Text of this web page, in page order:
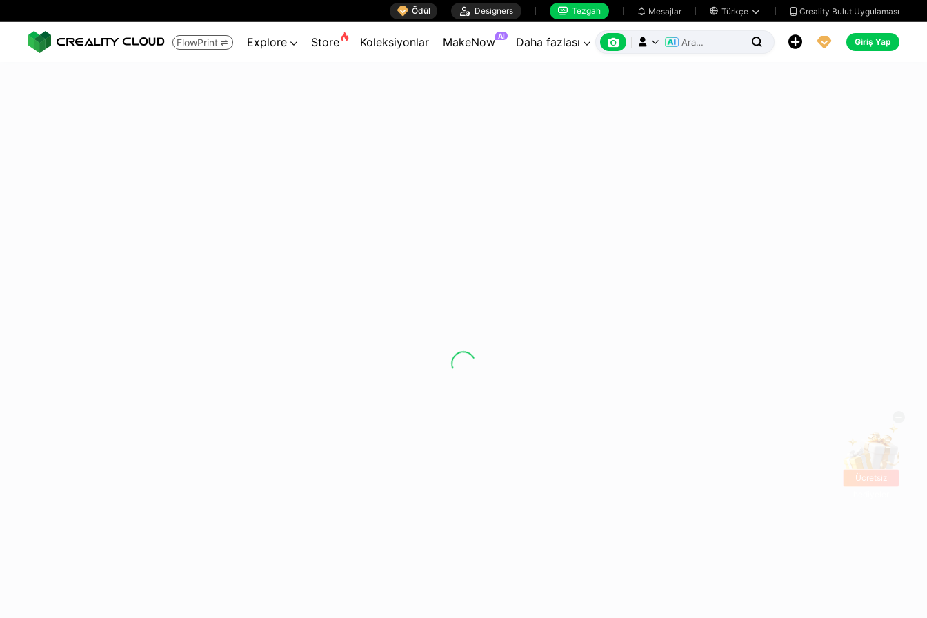
 Ödül  Designers  Tezgah  Mesajlar  Türkçe   Creality Bulut Uygulaması
FlowPrint  Explore  Store Koleksiyonlar MakeNow AI Daha fazlası        Giriş Yap
Ücretsiz